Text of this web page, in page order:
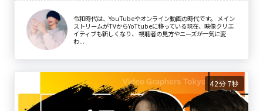
令和時代は、YouTubeやオンライン動画の時代です。 メイン
ストリームがTVからYoTtubeに移っている現在、映像クリエ
イティブも新しくなり、 視聴者の見方やニーズが一気に変
わ...
42分7秒